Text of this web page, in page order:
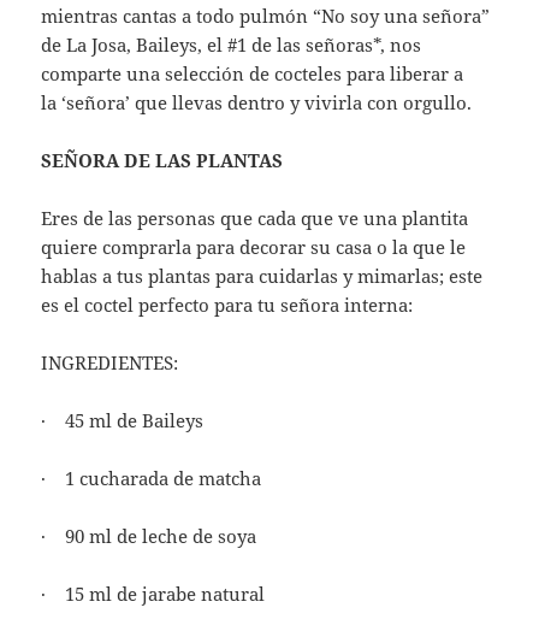
mientras cantas a todo pulmón “No soy una señora”
de La Josa, Baileys, el #1 de las señoras*, nos
comparte una selección de cocteles para liberar a
la ‘señora’ que llevas dentro y vivirla con orgullo.
SEÑORA DE LAS PLANTAS
Eres de las personas que cada que ve una plantita
quiere comprarla para decorar su casa o la que le
hablas a tus plantas para cuidarlas y mimarlas; este
es el coctel perfecto para tu señora interna:
INGREDIENTES:
· 45 ml de Baileys
· 1 cucharada de matcha
· 90 ml de leche de soya
· 15 ml de jarabe natural